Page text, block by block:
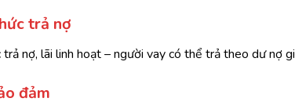
trả nợ
nợ, lãi linh hoạt – người vay có thể trả theo dư nợ
đảm